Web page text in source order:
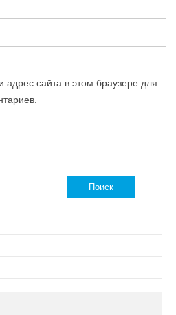
сайта в этом браузере для